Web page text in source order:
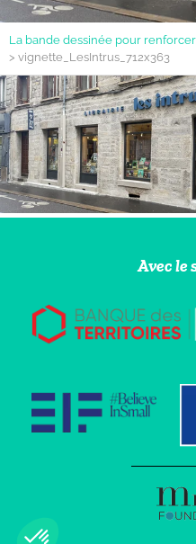
La bande dessinée pour
> vignette_LesIntrus_712x363
Avec le